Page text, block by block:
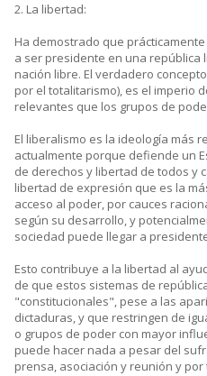
2. La libertad:
Ha demostrado que
a ser presidente en una república
nación libre. El verdadero
por el totalitarismo), es el imperio
relevantes que los grupos de
El liberalismo es la ideología más
actualmente porque defiende un
de derechos y libertad de todos y
libertad de expresión que es la
acceso al poder, por cauces
según su desarrollo, y
sociedad puede llegar a
Esto contribuye a la libertad al
de que estos sistemas de
"constitucionales", pese a las
dictaduras, y que restringen de
o grupos de poder con mayor
puede hacer nada a pesar del
prensa, asociación y reunión y por